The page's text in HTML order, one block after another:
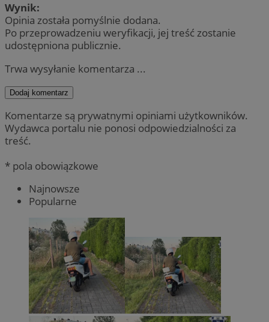
Wynik:
Opinia została pomyślnie dodana.
Po przeprowadzeniu weryfikacji, jej treść zostanie
udostępniona publicznie.
Trwa wysyłanie komentarza ...
Dodaj komentarz
Komentarze są prywatnymi opiniami użytkowników.
Wydawca portalu nie ponosi odpowiedzialności za
treść.
* pola obowiązkowe
Najnowsze
Popularne